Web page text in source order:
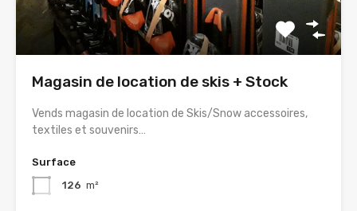
Magasin de location de skis + Stock
Vends magasin de location de Skis/Snow accessoires,
textiles et souvenirs…
Surface
126 m²